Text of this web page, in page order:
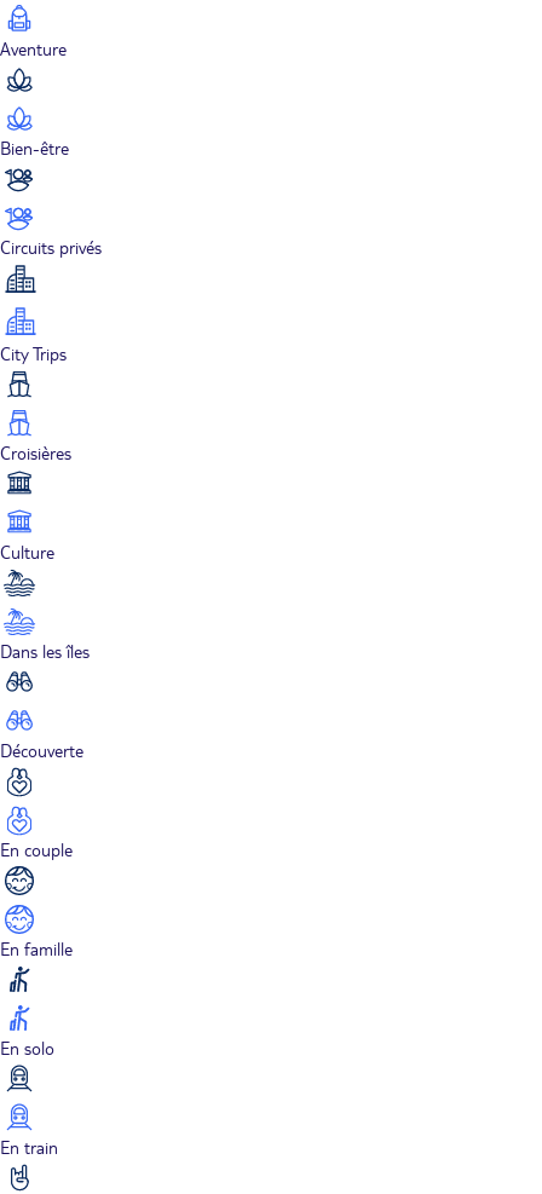
Aventure
Bien-être
Circuits privés
City Trips
Croisières
Culture
Dans les îles
Découverte
En couple
En famille
En solo
En train